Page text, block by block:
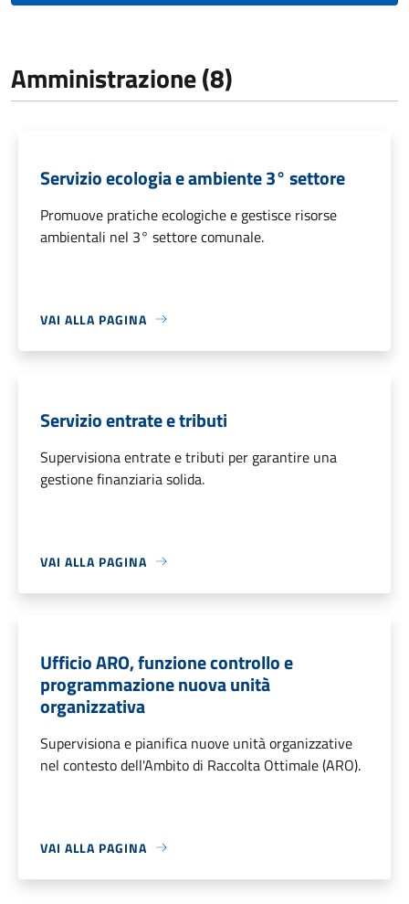
Amministrazione (8)
Servizio ecologia e ambiente 3° settore
Promuove pratiche ecologiche e gestisce risorse
ambientali nel 3° settore comunale.
VAI ALLA PAGINA
Servizio entrate e tributi
Supervisiona entrate e tributi per garantire una
gestione finanziaria solida.
VAI ALLA PAGINA
Ufficio ARO, funzione controllo e
programmazione nuova unità
organizzativa
Supervisiona e pianifica nuove unità organizzative
nel contesto dell'Ambito di Raccolta Ottimale (ARO).
VAI ALLA PAGINA